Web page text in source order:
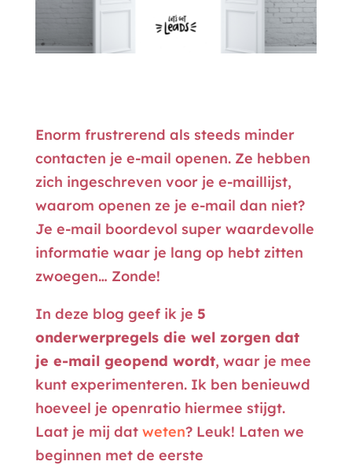
Enorm frustrerend als steeds minder
contacten je e-mail openen. Ze hebben
zich ingeschreven voor je e-maillijst,
waarom openen ze je e-mail dan niet?
Je e-mail boordevol super waardevolle
informatie waar je lang op hebt zitten
zwoegen… Zonde!
In deze blog geef ik je 5
onderwerpregels die wel zorgen dat
je e-mail geopend wordt, waar je mee
kunt experimenteren. Ik ben benieuwd
hoeveel je openratio hiermee stijgt.
Laat je mij dat weten? Leuk! Laten we
beginnen met de eerste